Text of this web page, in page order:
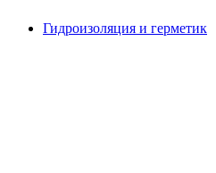
Гидроизоляция и герметик